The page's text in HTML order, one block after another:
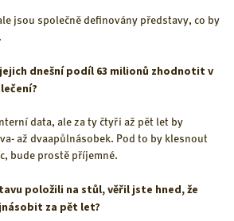
jsou společně definovány představy, co by
dnešní podíl 63 milionů zhodnotit v
data, ale za ty čtyři až pět let by
až dvaapůlnásobek. Pod to by klesnout
bude prostě příjemné.
položili na stůl, věřil jste hned, že
za pět let?